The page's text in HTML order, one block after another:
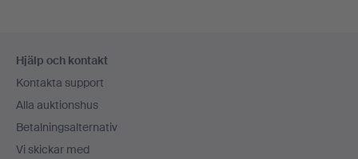
Hjälp och kontakt
Kontakta support
Alla auktionshus
Betalningsalternativ
Vi skickar med